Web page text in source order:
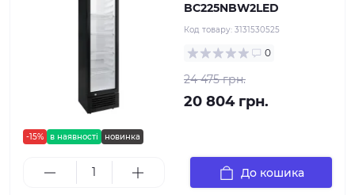
-15% в наявності новинка
BC225NBW2LED
Код товару: 3131530525
0
24 475 грн.
20 804 грн.
До кошика